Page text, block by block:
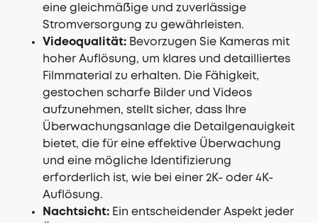
eine gleichmäßige und zuverlässige
Stromversorgung zu gewährleisten.
Videoqualität: Bevorzugen Sie Kameras mit
hoher Auflösung, um klares und detailliertes
Filmmaterial zu erhalten. Die Fähigkeit,
gestochen scharfe Bilder und Videos
aufzunehmen, stellt sicher, dass Ihre
Überwachungsanlage die Detailgenauigkeit
bietet, die für eine effektive Überwachung
und eine mögliche Identifizierung
erforderlich ist, wie bei einer 2K- oder 4K-
Auflösung.
Nachtsicht: Ein entscheidender Aspekt jeder